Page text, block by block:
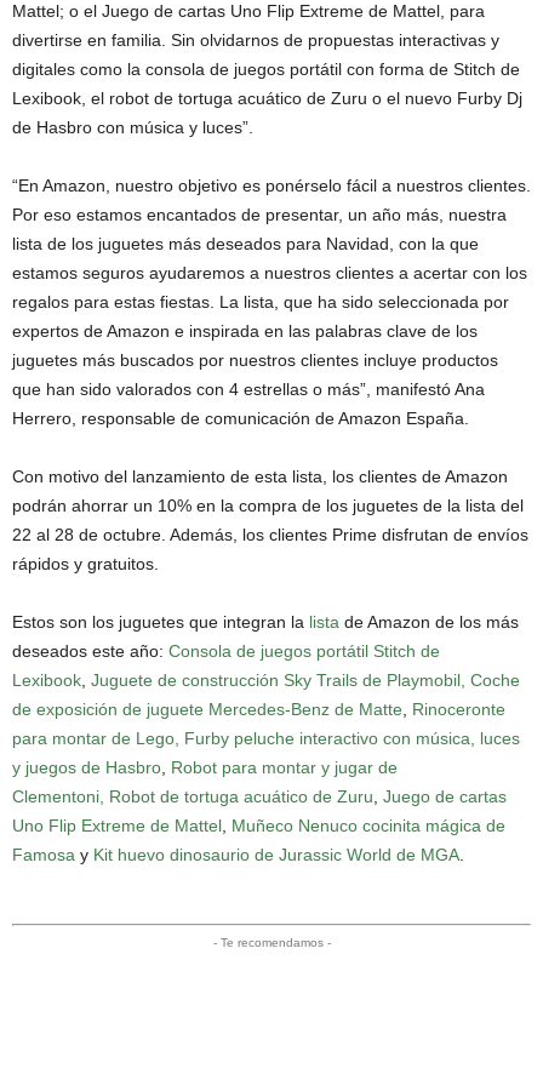
Mattel; o el Juego de cartas Uno Flip Extreme de Mattel, para
divertirse en familia. Sin olvidarnos de propuestas interactivas y
digitales como la consola de juegos portátil con forma de Stitch de
Lexibook, el robot de tortuga acuático de Zuru o el nuevo Furby Dj
de Hasbro con música y luces”.
“En Amazon, nuestro objetivo es ponérselo fácil a nuestros clientes.
Por eso estamos encantados de presentar, un año más, nuestra
lista de los juguetes más deseados para Navidad, con la que
estamos seguros ayudaremos a nuestros clientes a acertar con los
regalos para estas fiestas. La lista, que ha sido seleccionada por
expertos de Amazon e inspirada en las palabras clave de los
juguetes más buscados por nuestros clientes incluye productos
que han sido valorados con 4 estrellas o más”, manifestó Ana
Herrero, responsable de comunicación de Amazon España.
Con motivo del lanzamiento de esta lista, los clientes de Amazon
podrán ahorrar un 10% en la compra de los juguetes de la lista del
22 al 28 de octubre. Además, los clientes Prime disfrutan de envíos
rápidos y gratuitos.
Estos son los juguetes que integran la lista de Amazon de los más
deseados este año: Consola de juegos portátil Stitch de
Lexibook, Juguete de construcción Sky Trails de Playmobil, Coche
de exposición de juguete Mercedes-Benz de Matte, Rinoceronte
para montar de Lego, Furby peluche interactivo con música, luces
y juegos de Hasbro, Robot para montar y jugar de
Clementoni, Robot de tortuga acuático de Zuru, Juego de cartas
Uno Flip Extreme de Mattel, Muñeco Nenuco cocinita mágica de
Famosa y Kit huevo dinosaurio de Jurassic World de MGA.
- Te recomendamos -